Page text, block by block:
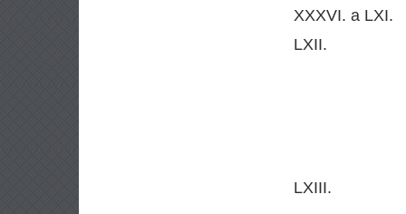
XXXVI. a LXI.
LXII.
LXIII.